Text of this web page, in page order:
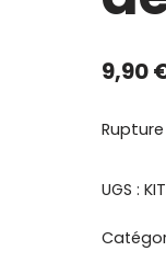
9,90
UGS :